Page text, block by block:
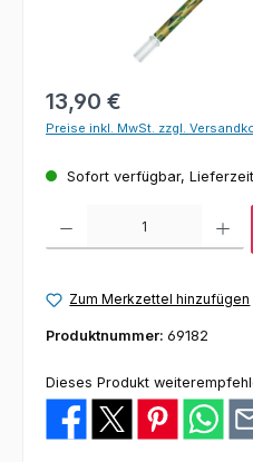
Regulärer Preis:
13,90 €
Preise inkl. MwSt. zzgl.
Sofort verfügbar,
Zum Merkzettel hinzufügen
Produktnummer: 69182
Dieses Produkt